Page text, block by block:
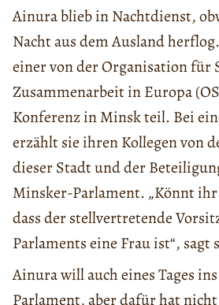
Ainura blieb in Nachtdienst,
Nacht aus dem Ausland
einer von der Organisation für
Zusammenarbeit in Europa
Konferenz in Minsk teil. Bei
erzählt sie ihren Kollegen von
dieser Stadt und der
Minsker-Parlament. „Könnt
dass der stellvertretende
Parlaments eine Frau ist“, sagt
Ainura will auch eines Tages
Parlament, aber dafür hat